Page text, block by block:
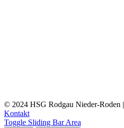
© 2024 HSG Rodgau Nieder-Roden |
Kontakt
Toggle Sliding Bar Area